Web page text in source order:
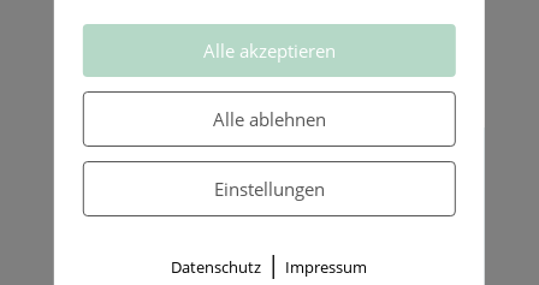
Du kannst es hier bestellen:
Buch bestellen
Alle akzeptieren
Alle ablehnen
Einstellungen
Datenschutz | Impressum